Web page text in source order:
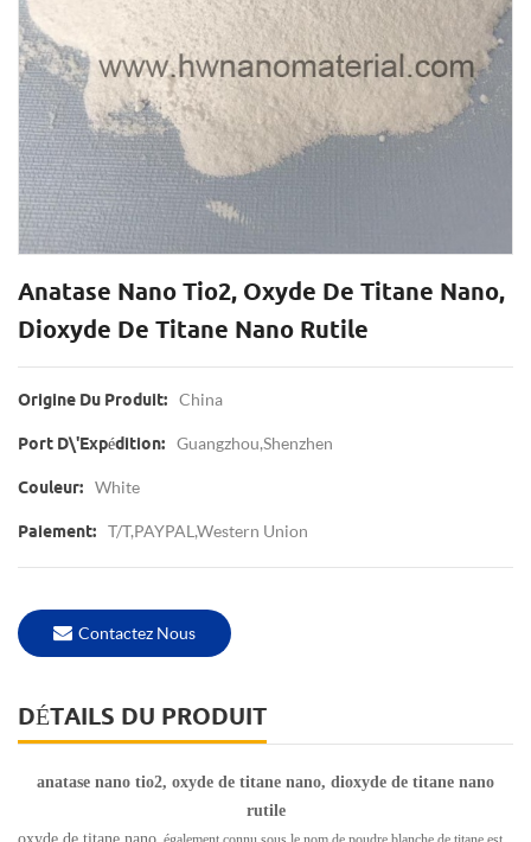
Anatase Nano Tio2, Oxyde De Titane Nano,
Dioxyde De Titane Nano Rutile
Origine Du Produit: China
Port D\'expédition: Guangzhou,Shenzhen
Couleur: White
Paiement: T/T,PAYPAL,Western Union
Contactez Nous
DÉTAILS DU PRODUIT
anatase nano tio2, oxyde de titane nano, dioxyde de titane nano
rutile